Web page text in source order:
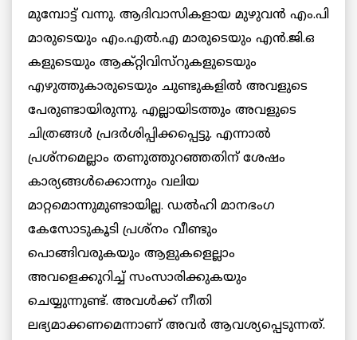
മുമ്പോട്ട് വന്നു. ആദിവാസികളായ മുഴുവന്‍ എം.പി
മാരുടെയും എം.എല്‍.എ മാരുടെയും എന്‍.ജി.ഒ
കളുടെയും ആക്റ്റിവിസ്റുകളുടെയും
എഴുത്തുകാരുടെയും ചുണ്ടുകളില്‍ അവളുടെ
പേരുണ്ടായിരുന്നു. എല്ലായിടത്തും അവളുടെ
ചിത്രങ്ങള്‍ പ്രദര്‍ശിപ്പിക്കപ്പെട്ടു. എന്നാല്‍
പ്രശ്നമെല്ലാം തണുത്തുറഞ്ഞതിന് ശേഷം
കാര്യങ്ങള്‍ക്കൊന്നും വലിയ
മാറ്റമൊന്നുമുണ്ടായില്ല. ഡല്‍ഹി മാനഭംഗ
കേസോടുകൂടി പ്രശ്നം വീണ്ടും
പൊങ്ങിവരുകയും ആളുകളെല്ലാം
അവളെക്കുറിച്ച് സംസാരിക്കുകയും
ചെയ്യുന്നുണ്ട്. അവള്‍ക്ക് നീതി
ലഭ്യമാക്കണമെന്നാണ് അവര്‍ ആവശ്യപ്പെടുന്നത്.